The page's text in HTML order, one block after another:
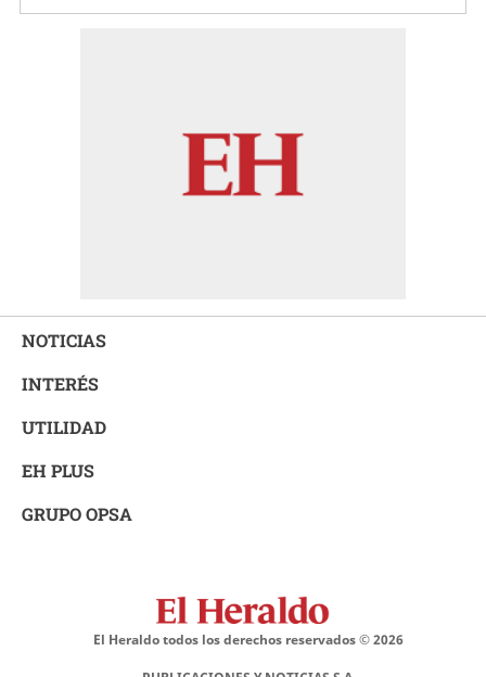
NOTICIAS
INTERÉS
UTILIDAD
EH PLUS
GRUPO OPSA
El Heraldo todos los derechos reservados ©2026